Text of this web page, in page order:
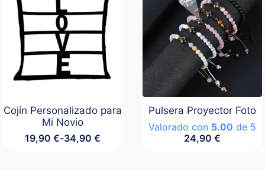
Cojín Personalizado para
Mi Novio
19,90€-34,90€
Rango
Pulsera Proyector Foto
Valorado con 5.00 de 5
24,90 €